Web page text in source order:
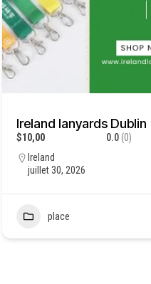
Ireland lanyards Dublin
$10,00 0.0 (0)
Ireland
juillet 30, 2026
place